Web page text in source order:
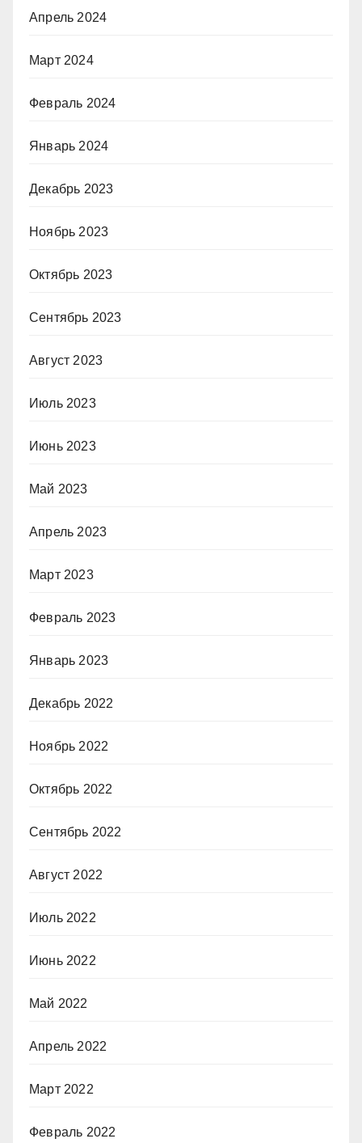
Апрель 2024
Март 2024
Февраль 2024
Январь 2024
Декабрь 2023
Ноябрь 2023
Октябрь 2023
Сентябрь 2023
Август 2023
Июль 2023
Июнь 2023
Май 2023
Апрель 2023
Март 2023
Февраль 2023
Январь 2023
Декабрь 2022
Ноябрь 2022
Октябрь 2022
Сентябрь 2022
Август 2022
Июль 2022
Июнь 2022
Май 2022
Апрель 2022
Март 2022
Февраль 2022